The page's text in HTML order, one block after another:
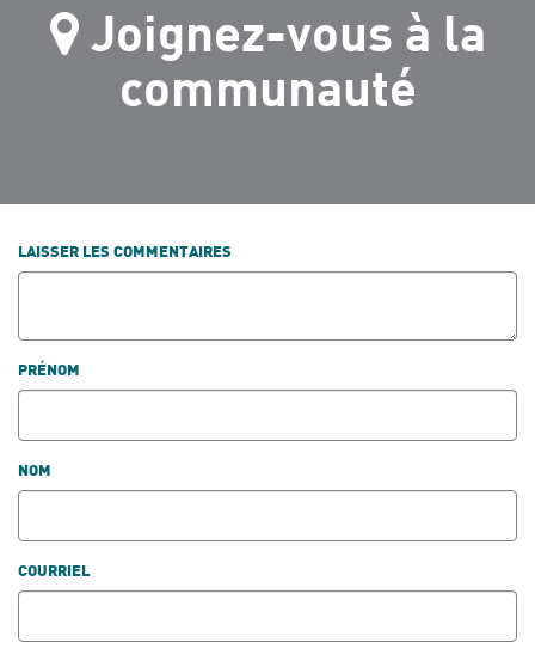
Joignez-vous à la
communauté
LAISSER LES COMMENTAIRES
PRÉNOM
NOM
COURRIEL